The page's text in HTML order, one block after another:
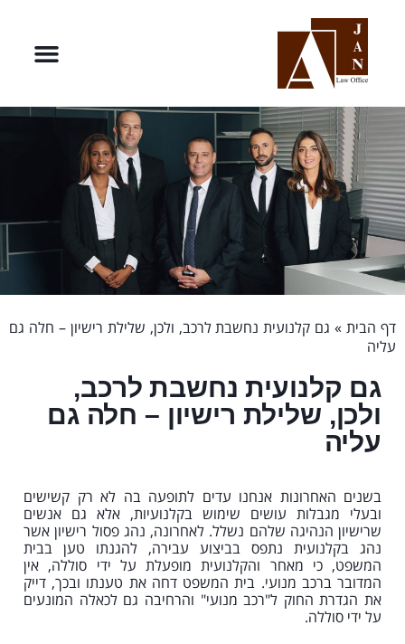
דף הבית» גם קלנועית נחשבת לרכב, ולכן, שלילת רישיון – חלה גם
עליה
גם קלנועית נחשבת לרכב,
ולכן, שלילת רישיון – חלה גם
עליה
בשנים האחרונות אנחנו עדים לתופעה בה לא רק קשישים
ובעלי מגבלות עושים שימוש בקלנועיות, אלא גם אנשים
שרישיון הנהיגה שלהם נשלל. לאחרונה, נהג פסול רישיון אשר
נהג בקלנועית נתפס בביצוע עבירה, להגנתו טען בבית
המשפט, כי מאחר והקלנועית מופעלת על ידי סוללה, אין
המדובר ברכב מנועי. בית המשפט דחה את טענתו ובכך, דייק
את הגדרת החוק ל"רכב מנועי" והרחיבה גם לכאלה המונעים
על ידי סוללה.